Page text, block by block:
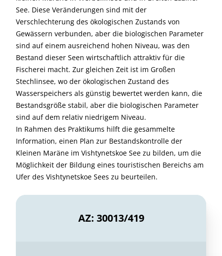
See. Diese Veränderungen sind mit der
Verschlechterung des ökologischen Zustands von
Gewässern verbunden, aber die biologischen Parameter
sind auf einem ausreichend hohen Niveau, was den
Bestand dieser Seen wirtschaftlich attraktiv für die
Fischerei macht. Zur gleichen Zeit ist im Großen
Stechlinsee, wo der ökologischen Zustand des
Wasserspeichers als günstig bewertet werden kann, die
Bestandsgröße stabil, aber die biologischen Parameter
sind auf dem relativ niedrigem Niveau.
In Rahmen des Praktikums hilft die gesammelte
Information, einen Plan zur Bestandskontrolle der
Kleinen Maräne im Vishtynetskoe See zu bilden, um die
Möglichkeit der Bildung eines touristischen Bereichs am
Ufer des Vishtynetskoe Sees zu beurteilen.
AZ: 30013/419